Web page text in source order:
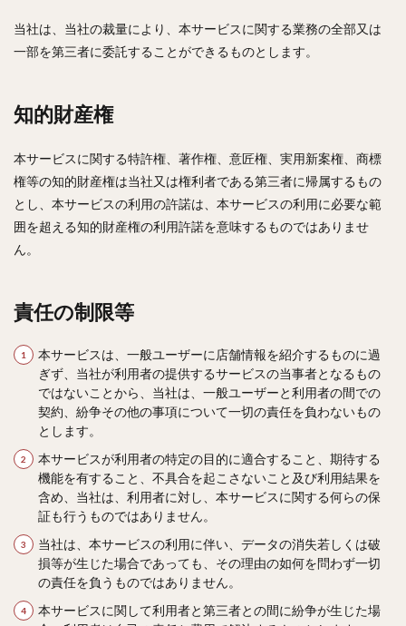
当社は、当社の裁量により、本サービスに関する業務の全部又は
一部を第三者に委託することができるものとします。
知的財産権
本サービスに関する特許権、著作権、意匠権、実用新案権、商標
権等の知的財産権は当社又は権利者である第三者に帰属するもの
とし、本サービスの利用の許諾は、本サービスの利用に必要な範
囲を超える知的財産権の利用許諾を意味するものではありませ
ん。
責任の制限等
本サービスは、一般ユーザーに店舗情報を紹介するものに過
ぎず、当社が利用者の提供するサービスの当事者となるもの
ではないことから、当社は、一般ユーザーと利用者の間での
契約、紛争その他の事項について一切の責任を負わないもの
とします。
本サービスが利用者の特定の目的に適合すること、期待する
機能を有すること、不具合を起こさないこと及び利用結果を
含め、当社は、利用者に対し、本サービスに関する何らの保
証も行うものではありません。
当社は、本サービスの利用に伴い、データの消失若しくは破
損等が生じた場合であっても、その理由の如何を問わず一切
の責任を負うものではありません。
本サービスに関して利用者と第三者との間に紛争が生じた場